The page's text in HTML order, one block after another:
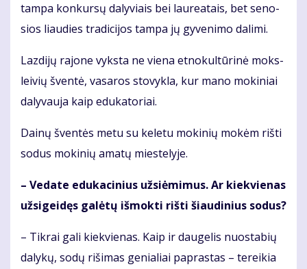
tam­pa kon­kur­sų da­ly­viais bei lau­re­a­tais, bet se­no­
sios liau­dies tra­di­ci­jos tam­pa jų gy­ve­ni­mo da­li­mi.
Laz­di­jų ra­jo­ne vyks­ta ne vie­na et­no­kul­tū­ri­nė moks­
lei­vių šven­tė, va­sa­ros sto­vyk­la, kur ma­no mo­ki­niai
da­ly­vau­ja kaip edu­ka­to­riai.
Dai­nų šven­tės me­tu su ke­le­tu mo­ki­nių mo­kėm riš­ti
so­dus mo­ki­nių ama­tų mies­te­ly­je.
– Ve­da­te edu­ka­ci­nius už­si­ė­mi­mus. Ar kiek­vie­nas
už­si­gei­dęs ga­lė­tų iš­mok­ti riš­ti šiau­di­nius so­dus?
– Tik­rai ga­li kiek­vie­nas. Kaip ir dau­ge­lis nuo­sta­bių
da­ly­kų, so­dų ri­ši­mas ge­nia­liai pa­pras­tas – te­rei­kia